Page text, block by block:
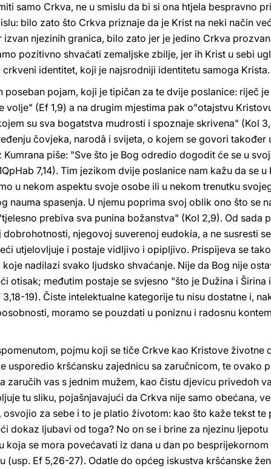
samo Crkva, ne u smislu da bi si ona htjela bespravno
bilo zato što Crkva priznaje da je Krist na neki način
njezinih granica, bilo zato jer je jedino Crkva
pozitivno shvaćati zemaljske zbilje, jer ih Krist u sebi
identitet, koji je najsrodniji identitetu samoga Krista.
poseban pojam, koji je tipičan za te dvije poslanice: riječ
volje" (Ef 1,9) a na drugim mjestima pak o"otajstvu
su sva bogatstva mudrosti i spoznaje skrivena" (Kol
čovjeka, narodâ i svijeta, o kojem se govori
piše: "Sve što je Bog odredio dogodit će se u
7,14). Tim jezikom dvije poslanice nam kažu da se
u nekom aspektu svoje osobe ili u nekom trenutku
nauma spasenja. U njemu poprima svoj oblik ono što se
prebiva sva punina božanstva" (Kol 2,9). Od sada
njegovoj suverenoj eudokía, a ne susresti
utjelovljuje i postaje vidljivo i opipljivo. Prispijeva se
nadilazi svako ljudsko shvaćanje. Nije da Bog nije
otisak; međutim postaje se svjesno "što je Dužina i
19). Čiste intelektualne kategorije tu nisu dostatne i,
moramo se pouzdati u poniznu i radosnu
pojmu koji se tiče Crkve kao Kristove životne
usporedio kršćansku zajednicu sa zaručnicom, te ovako
zaručih vas s jednim mužem, kao čistu djevicu privedoh
tu sliku, pojašnjavajući da Crkva nije samo obećana,
osvojio za sebe i to je platio životom: kao što kaže tekst
dokaz ljubavi od toga? No on se i brine za njezinu
koja se mora povećavati iz dana u dan po
(usp. Ef 5,26-27). Odatle do općeg iskustva kršćanske